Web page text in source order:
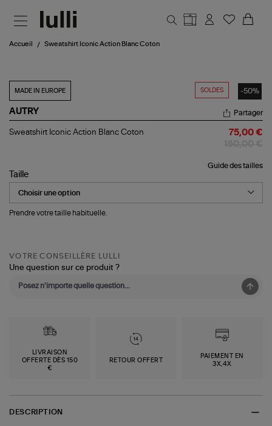
Accueil Sweatshirt Iconic Action Blanc Coton
SOLDES -50%
MADE IN EUROPE
AUTRY
Sweatshirt
Coton
Partager
Sweatshirt Iconic Action Blanc Coton 75,00 €
Guide des tailles
Taille
Prendre votre taille habituelle.
VOTRE CONSEILLÈRE LULLI
Une question sur ce produit ?
LIVRAISON
OFFERTE DÈS 150
€
RETOUR OFFERT
PAIEMENT EN
3X,4X
DESCRIPTION